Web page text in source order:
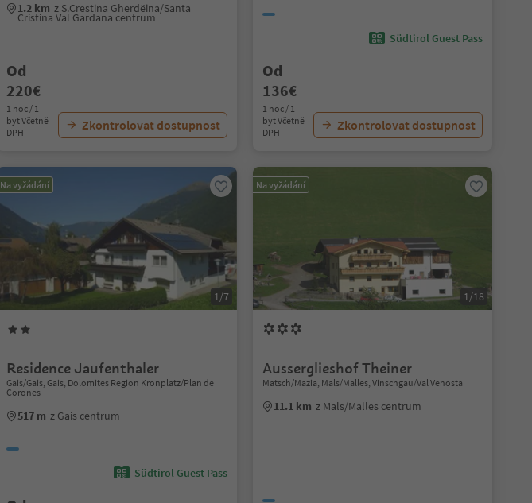
1.2 km z S.Crestina Gherdëina/Santa
Cristina Val Gardana centrum
Od
220€
1 noc / 1
byt Včetně
DPH
Zkontrolovat dostupnost
Südtirol Guest Pass
Od
136€
1 noc / 1
byt Včetně
DPH
Zkontrolovat dostupnost
Na vyžádání
1/7
Residence Jaufenthaler
Gais/Gais, Gais, Dolomites Region Kronplatz/Plan de
Corones
517 m z Gais centrum
Südtirol Guest Pass
Na vyžádání
1/18
Ausserglieshof Theiner
Matsch/Mazia, Mals/Malles, Vinschgau/Val Venosta
11.1 km z Mals/Malles centrum